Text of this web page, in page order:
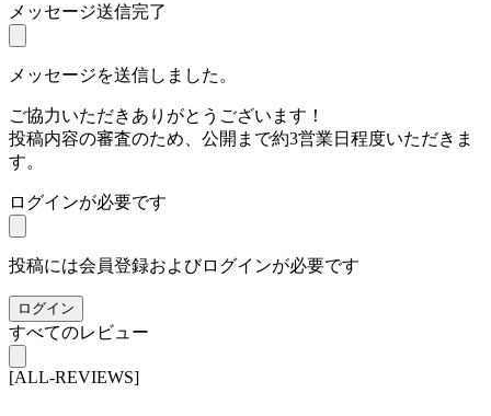
メッセージ送信完了
メッセージを送信しました。
ご協力いただきありがとうございます！
投稿内容の審査のため、公開まで約3営業日程度いただきま
す。
ログインが必要です
投稿には会員登録およびログインが必要です
ログイン
すべてのレビュー
[ALL-REVIEWS]